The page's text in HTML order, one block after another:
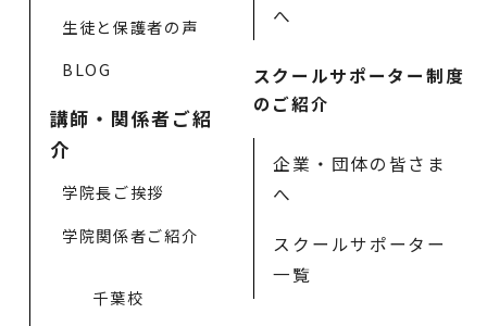
生徒と保護者の声
BLOG
講師・関係者ご紹
介
学院長ご挨拶
学院関係者ご紹介
千葉校
へ
スクールサポーター制度
のご紹介
企業・団体の皆さま
へ
スクールサポーター
一覧